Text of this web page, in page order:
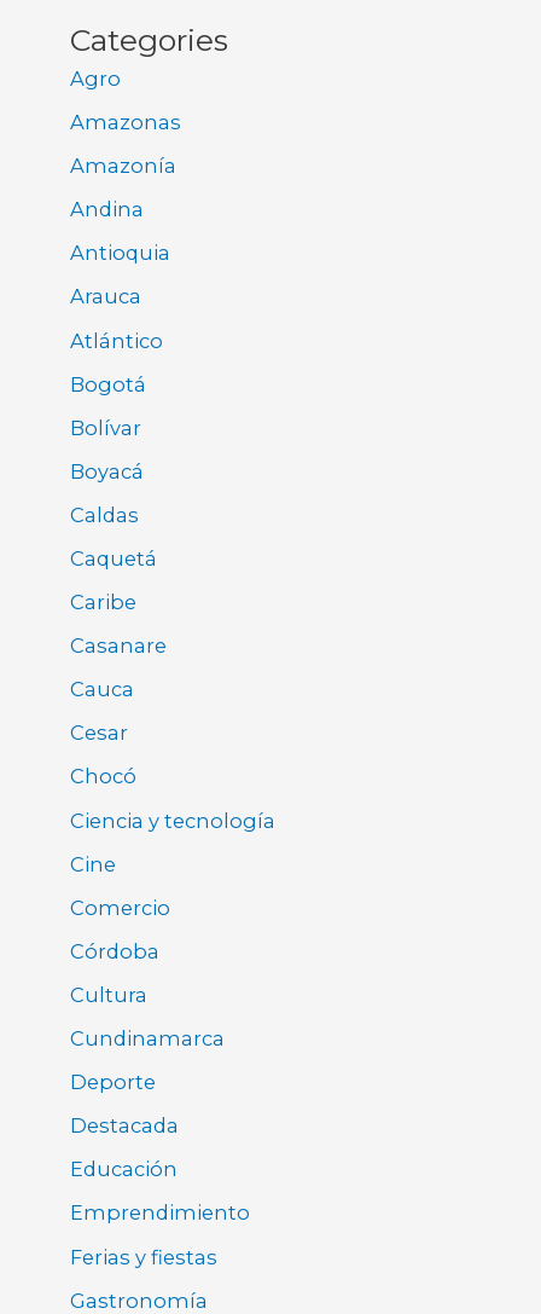
Categories
Agro
Amazonas
Amazonía
Andina
Antioquia
Arauca
Atlántico
Bogotá
Bolívar
Boyacá
Caldas
Caquetá
Caribe
Casanare
Cauca
Cesar
Chocó
Ciencia y tecnología
Cine
Comercio
Córdoba
Cultura
Cundinamarca
Deporte
Destacada
Educación
Emprendimiento
Ferias y fiestas
Gastronomía